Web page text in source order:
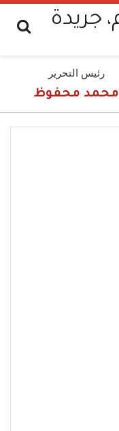
رئيس التحرير
محمد محفوظ